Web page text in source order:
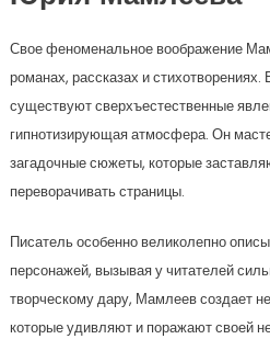
Свое феноменальное воображение
романах, рассказах и стихотворениях.
существуют сверхъестественные
гипнотизирующая атмосфера. Он
загадочные сюжеты, которые
переворачивать страницы.
Писатель особенно великолепно
персонажей, вызывая у читателей
творческому дару, Мамлеев создает
которые удивляют и поражают своей